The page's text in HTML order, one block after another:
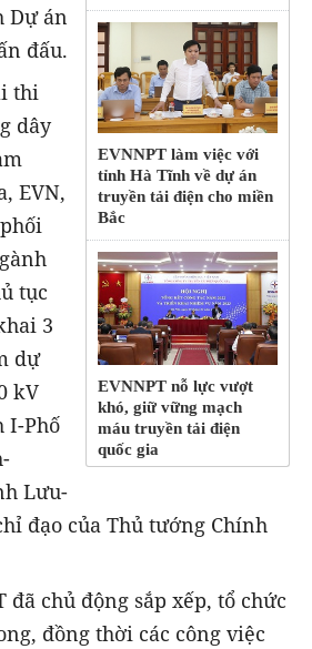
EVNNPT làm việc với
tỉnh Hà Tĩnh về dự án
truyền tải điện cho miền
Bắc
EVNNPT nỗ lực vượt
khó, giữ vững mạch
máu truyền tải điện
quốc gia
Dự án
đấu.
thi
dây
EVN,
tục
3
dự
kV
I-Phố
Lưu-
đạo của Thủ tướng Chính
đã chủ động sắp xếp, tổ chức
đồng thời các công việc